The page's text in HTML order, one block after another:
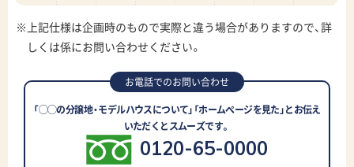
※上記仕様は企画時のもので実際と違う場合がありますので、詳
しくは係にお問い合わせください。
お電話でのお問い合わせ
「◯◯の分譲地・モデルハウスについて」「ホームページを見た」とお伝え
いただくとスムーズです。
0120-65-0000